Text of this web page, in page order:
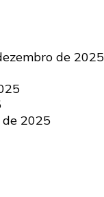
de 2025
2025